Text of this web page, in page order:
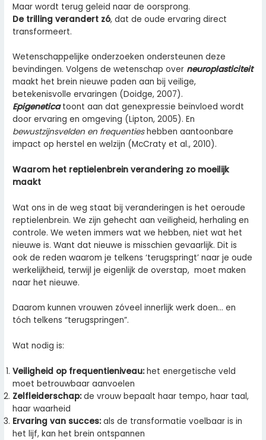
Maar wordt terug geleid naar de oorsprong.
De trilling verandert zó, dat de oude ervaring direct
transformeert.
Wetenschappelijke onderzoeken ondersteunen deze
bevindingen. Volgens de wetenschap over neuroplasticiteit
maakt het brein nieuwe paden aan bij veilige,
betekenisvolle ervaringen (Doidge, 2007).
Epigenetica toont aan dat genexpressie beïnvloed wordt
door ervaring en omgeving (Lipton, 2005). En
bewustzijnsvelden en frequentieshebben aantoonbare
impact op herstel en welzijn (McCraty et al., 2010).
Waarom het reptielenbrein verandering zo moeilijk
maakt
Wat ons in de weg staat bij veranderingen is het oeroude
reptielenbrein. We zijn gehecht aan veiligheid, herhaling en
controle. We weten immers wat we hebben, niet wat het
nieuwe is. Want dat nieuwe is misschien gevaarlijk. Dit is
ook de reden waarom je telkens ‘terugspringt’ naar je oude
werkelijkheid, terwijl je eigenlijk de overstap, moet maken
naar het nieuwe.
Daarom kunnen vrouwen zóveel innerlijk werk doen… en
tóch telkens “terugspringen”.
Wat nodig is:
Veiligheid op frequentieniveau: het energetische veld
moet betrouwbaar aanvoelen
Zelfleiderschap: de vrouw bepaalt haar tempo, haar taal,
haar waarheid
Ervaring van succes: als de transformatie voelbaar is in
het lijf, kan het brein ontspannen